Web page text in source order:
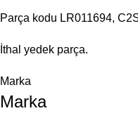
Parça kodu LR011694,
İthal yedek parça.
Marka
Marka